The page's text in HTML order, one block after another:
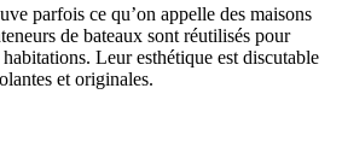
parfois ce qu’on appelle des maisons
de bateaux sont réutilisés pour
Leur esthétique est discutable
et originales.